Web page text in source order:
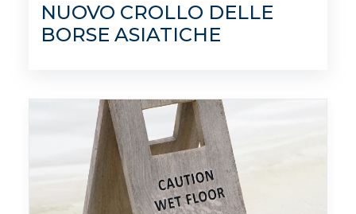
NUOVO CROLLO DELLE
BORSE ASIATICHE